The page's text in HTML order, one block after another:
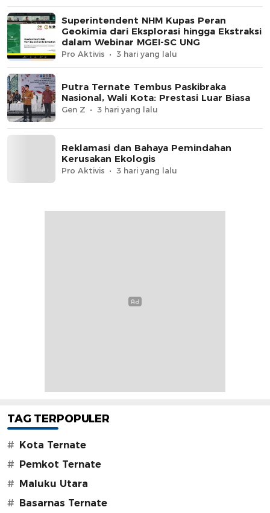
Superintendent NHM Kupas Peran
Geokimia dari Eksplorasi hingga Ekstraksi
dalam Webinar MGEI-SC UNG
Pro Aktivis 3 hari yang lalu
Putra Ternate Tembus Paskibraka
Nasional, Wali Kota: Prestasi Luar Biasa
Gen Z 3 hari yang lalu
Reklamasi dan Bahaya Pemindahan
Kerusakan Ekologis
Pro Aktivis 3 hari yang lalu
TAG TERPOPULER
# Kota Ternate
# Pemkot Ternate
# Maluku Utara
# Basarnas Ternate